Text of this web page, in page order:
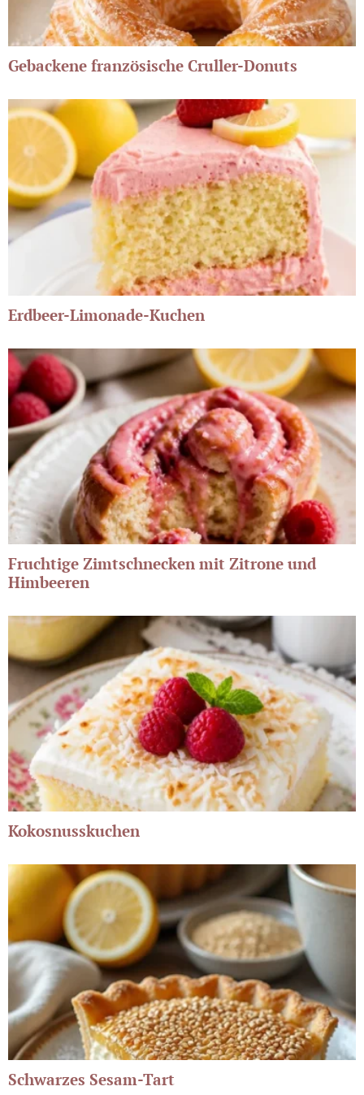
Gebackene französische Cruller-Donuts
Erdbeer-Limonade-Kuchen
Fruchtige Zimtschnecken mit Zitrone und
Himbeeren
Kokosnusskuchen
Schwarzes Sesam-Tart